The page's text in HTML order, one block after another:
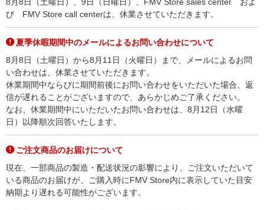
8月8日（土曜日）、9日（日曜日）、FMV Store sales center およ
び FMV Store call centerは、休業させていただきます。
夏季休暇期間中のメールによるお問い合わせについて
8月8日（土曜日）から8月11日（火曜日）まで、メールによるお問
い合わせは、休業させていただきます。
休業期間中ならびに期間前後にお問い合わせをいただいた場合、返
信が遅れることがございますので、あらかじめご了承ください。
なお、休業期間中にいただいたお問い合わせは、8月12日（水曜
日）以降順次回答いたします。
ご注文商品のお届けについて
現在、一部商品の製造・配送状況の影響により、ご注文いただいて
いる商品のお届けが、ご購入時にFMV Store内に表示していた目安
納期より遅れる可能性がございます。